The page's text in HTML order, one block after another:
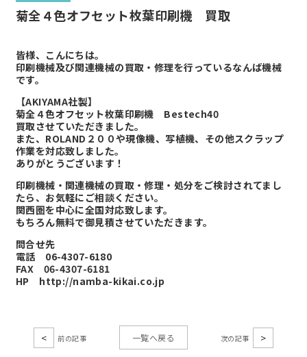
菊全４色オフセット枚葉印刷機 買取
皆様、こんにちは。
印刷機械及び関連機械の買取・修理を行っているなんば機械
です。
【AKIYAMA社製】
菊全４色オフセット枚葉印刷機 Bestech40
買取させていただきました。
また、ROLAND２００や現像機、写植機、その他スクラップ
作業を対応致しました。
ありがとうございます！
印刷機械・関連機械の買取・修理・処分をご検討されてまし
たら、お気軽にご相談ください。
関西圏を中心に全国対応致します。
もちろん無料で御見積させていただきます。
問合せ先
電話 06-4307-6180
FAX 06-4307-6181
HP http://namba-kikai.co.jp
< 一覧へ戻る >